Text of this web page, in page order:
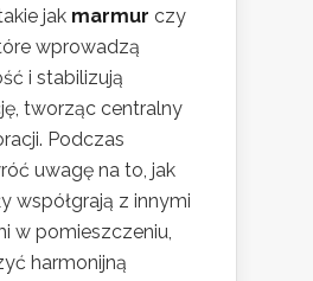
jak marmur czy
wprowadzą
i stabilizują
tworząc centralny
Podczas
uwagę na to, jak
współgrają z innymi
w pomieszczeniu,
harmonijną